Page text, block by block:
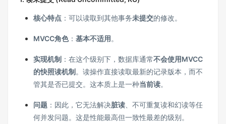
核心特点 ：可以读取到其他事务未提交的修改。
MVCC角色： 基本不适用。
实现机制 ：在这个级别下，数据库通常不会使用MVCC
的快照读机制。读操作直接读取最新的记录版本，而不
管其是否已提交。这本质上是一种当前读。
问题 ：因此，它无法解决脏读 、不可重复读和幻读等任
何并发问题。这是性能最高但一致性最差的级别。